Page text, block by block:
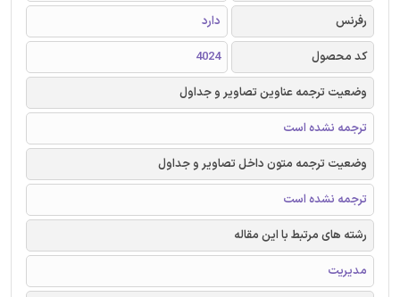
رفرنس
دارد
کد محصول
4024
وضعیت ترجمه عناوین تصاویر و جداول
ترجمه نشده است
وضعیت ترجمه متون داخل تصاویر و جداول
ترجمه نشده است
رشته های مرتبط با این مقاله
مدیریت